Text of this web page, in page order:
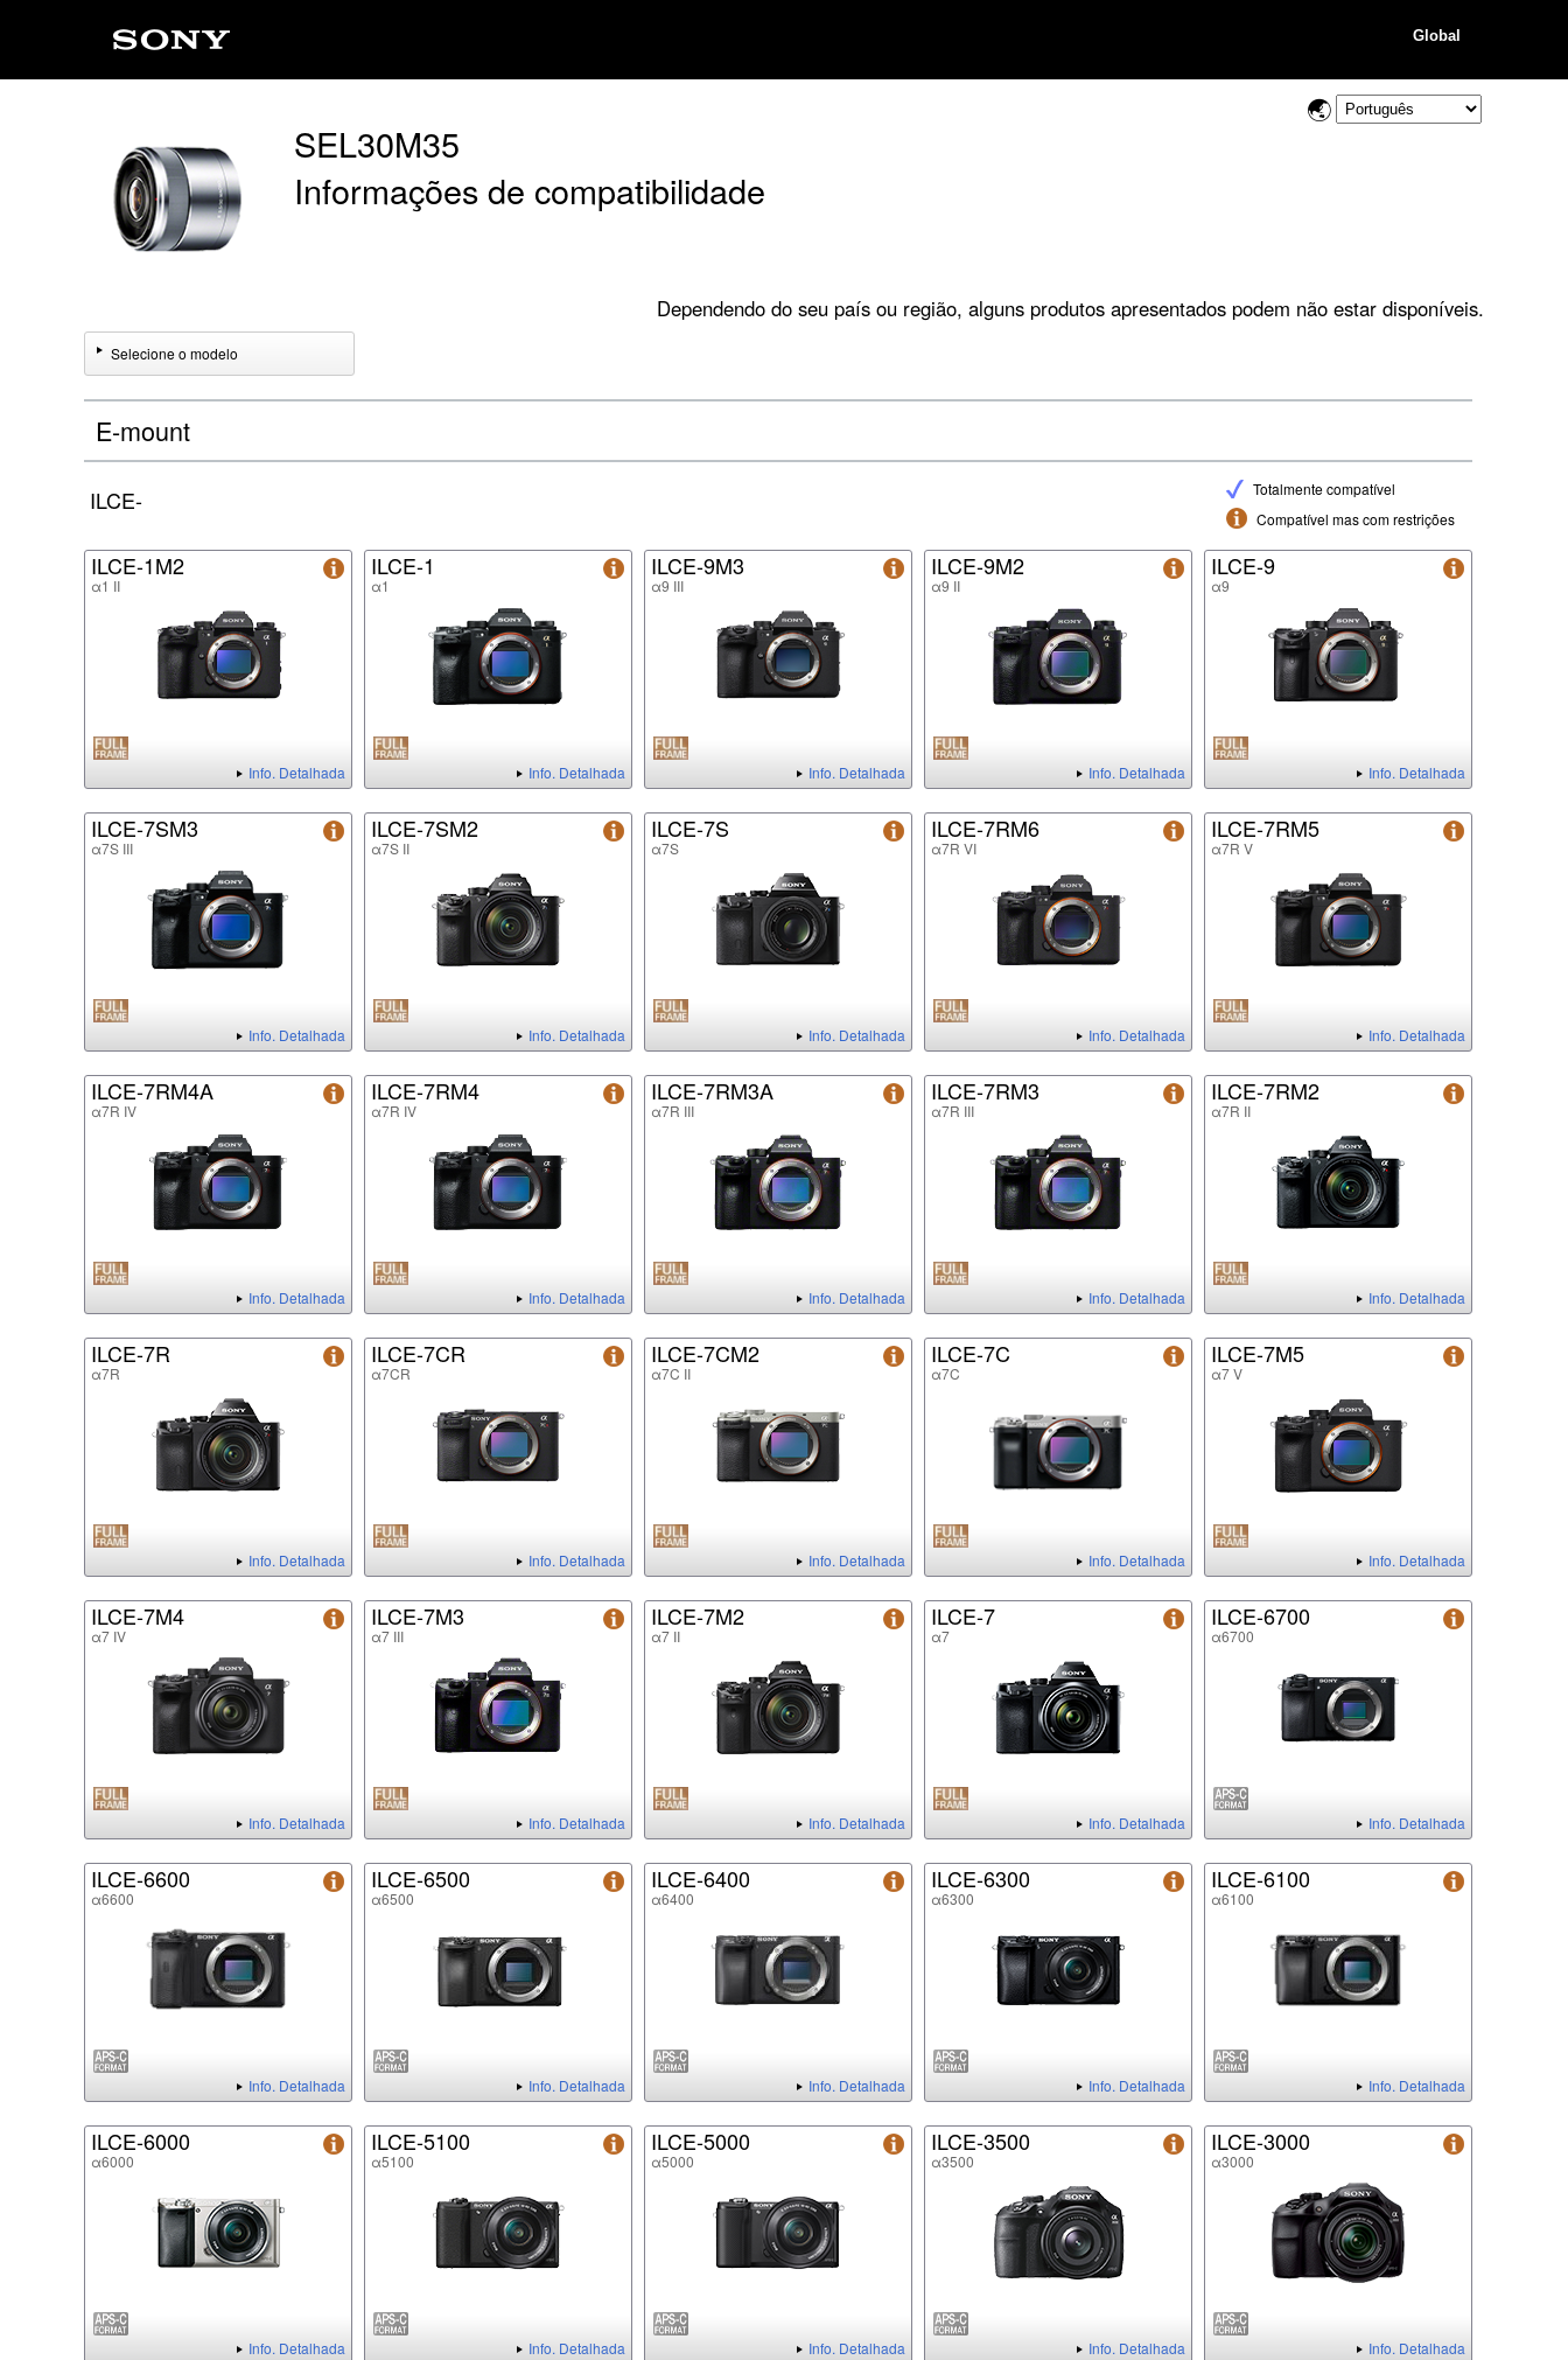
Global
SEL30M35
Informações de compatibilidade
Dependendo do seu país ou região, alguns produtos apresentados podem não estar disponíveis.
Selecione o modelo
E-mount
Totalmente compatível
Compatível mas com restrições
ILCE-
ILCE-1M2
α1 II
Info. Detalhada
ILCE-1
α1
Info. Detalhada
ILCE-9M3
α9 III
Info. Detalhada
ILCE-9M2
α9 II
Info. Detalhada
ILCE-9
α9
Info. Detalhada
ILCE-7SM3
α7S III
Info. Detalhada
ILCE-7SM2
α7S II
Info. Detalhada
ILCE-7S
α7S
Info. Detalhada
ILCE-7RM6
α7R VI
Info. Detalhada
ILCE-7RM5
α7R V
Info. Detalhada
ILCE-7RM4A
α7R IV
Info. Detalhada
ILCE-7RM4
α7R IV
Info. Detalhada
ILCE-7RM3A
α7R III
Info. Detalhada
ILCE-7RM3
α7R III
Info. Detalhada
ILCE-7RM2
α7R II
Info. Detalhada
ILCE-7R
α7R
Info. Detalhada
ILCE-7CR
α7CR
Info. Detalhada
ILCE-7CM2
α7C II
Info. Detalhada
ILCE-7C
α7C
Info. Detalhada
ILCE-7M5
α7 V
Info. Detalhada
ILCE-7M4
α7 IV
Info. Detalhada
ILCE-7M3
α7 III
Info. Detalhada
ILCE-7M2
α7 II
Info. Detalhada
ILCE-7
α7
Info. Detalhada
ILCE-6700
α6700
Info. Detalhada
ILCE-6600
α6600
Info. Detalhada
ILCE-6500
α6500
Info. Detalhada
ILCE-6400
α6400
Info. Detalhada
ILCE-6300
α6300
Info. Detalhada
ILCE-6100
α6100
Info. Detalhada
ILCE-6000
α6000
Info. Detalhada
ILCE-5100
α5100
Info. Detalhada
ILCE-5000
α5000
Info. Detalhada
ILCE-3500
α3500
Info. Detalhada
ILCE-3000
α3000
Info. Detalhada